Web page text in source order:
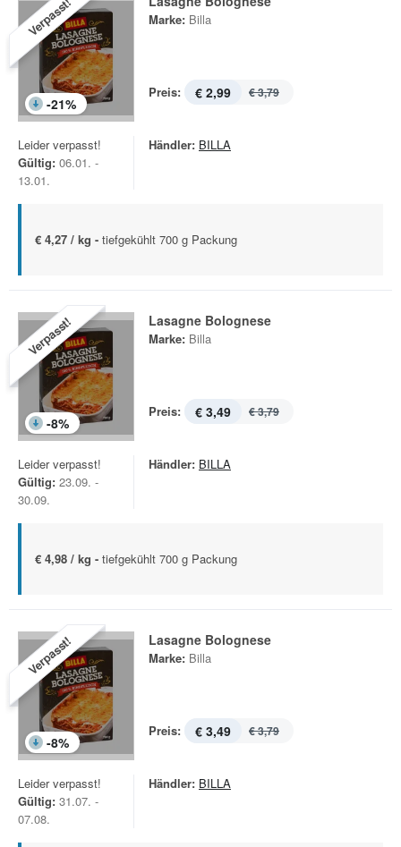
Verpasst!
-21%
Marke: Billa
Preis: € 2,99 € 3,79
Leider verpasst!
Gültig: 06.01. -
13.01.
Händler: BILLA
€ 4,27 / kg - tiefgekühlt 700 g Packung
Verpasst!
-8%
Lasagne Bolognese
Marke: Billa
Preis: € 3,49 € 3,79
Leider verpasst!
Gültig: 23.09. -
30.09.
Händler: BILLA
€ 4,98 / kg - tiefgekühlt 700 g Packung
Verpasst!
-8%
Lasagne Bolognese
Marke: Billa
Preis: € 3,49 € 3,79
Leider verpasst!
Gültig: 31.07. -
07.08.
Händler: BILLA